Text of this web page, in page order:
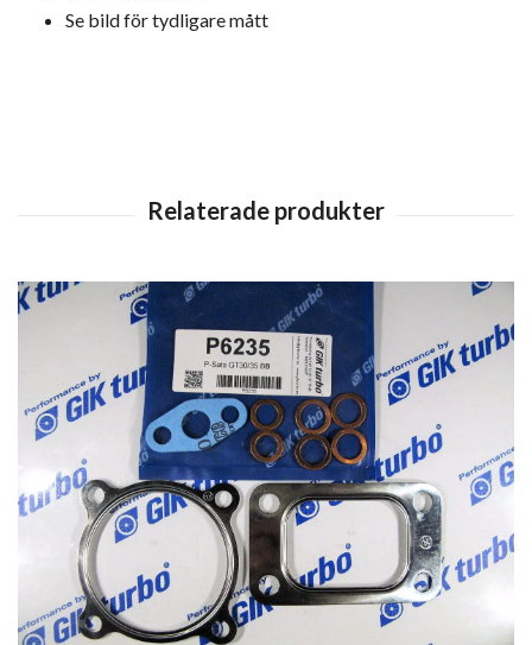
Se bild för tydligare mått